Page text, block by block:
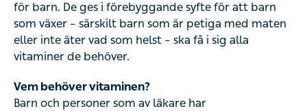
för barn. De ges i förebyggande syfte för att barn
som växer – särskilt barn som är petiga med maten
eller inte äter vad som helst – ska få i sig alla
vitaminer de behöver.
Vem behöver vitaminen?
Barn och personer som av läkare har